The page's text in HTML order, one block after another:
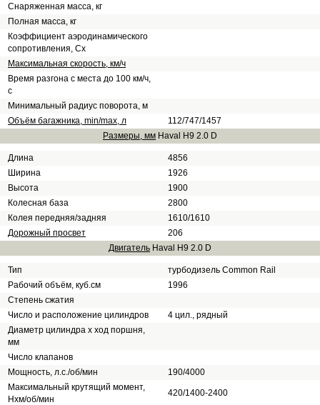
Снаряженная масса, кг
Полная масса, кг
Коэффициент аэродинамического
сопротивления, Сх
Максимальная скорость, км/ч
Время разгона с места до 100 км/ч,
с
Минимальный радиус поворота, м
Объём багажника, min/max, л
112/747/1457
Размеры, мм Haval H9 2.0 D
Длина
4856
Ширина
1926
Высота
1900
Колесная база
2800
Колея передняя/задняя
1610/1610
Дорожный просвет
206
Двигатель Haval H9 2.0 D
Тип
турбодизель Common Rail
Рабочий объём, куб.см
1996
Степень сжатия
Число и расположение цилиндров
4 цил., рядный
Диаметр цилиндра х ход поршня,
мм
Число клапанов
Мощность, л.с./об/мин
190/4000
Максимальный крутящий момент,
Нхм/об/мин
420/1400-2400